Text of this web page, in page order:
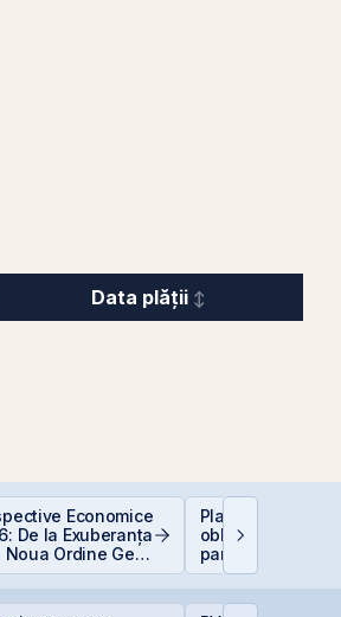
Data plății
Economice
De la Exuberanța
Noua Ordine Geo-
Plasamentul
obligațiuni
parte a grupului
Golden Foods
suprasubscris